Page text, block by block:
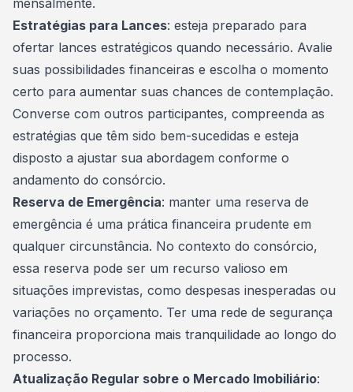
mensalmente.
Estratégias para Lances: esteja preparado para
ofertar lances estratégicos quando necessário. Avalie
suas possibilidades financeiras e escolha o momento
certo para aumentar suas chances de contemplação.
Converse com outros participantes, compreenda as
estratégias que têm sido bem-sucedidas e esteja
disposto a ajustar sua abordagem conforme o
andamento do consórcio.
Reserva de Emergência: manter uma reserva de
emergência é uma prática financeira prudente em
qualquer circunstância. No contexto do consórcio,
essa reserva pode ser um recurso valioso em
situações imprevistas, como despesas inesperadas ou
variações no orçamento. Ter uma rede de segurança
financeira proporciona mais tranquilidade ao longo do
processo.
Atualização Regular sobre o Mercado Imobiliário: